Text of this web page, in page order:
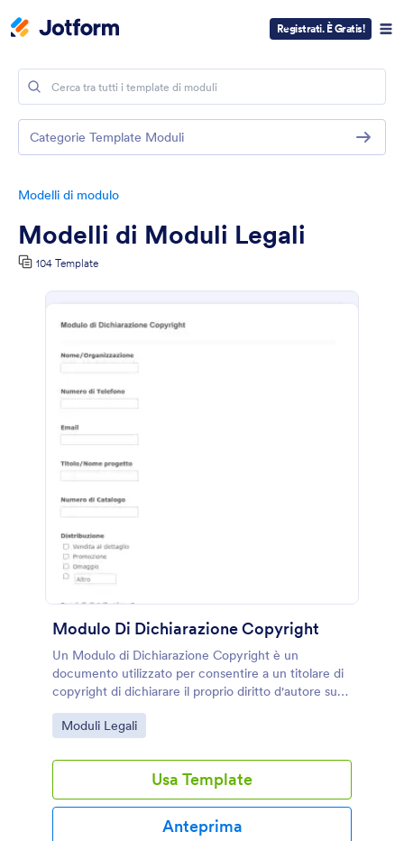
Registrati. È Gratis!
Modelli di modulo
Modelli di Moduli Legali
104 Template
Modulo Di Dichiarazione Copyright
Un Modulo di Dichiarazione Copyright è un
documento utilizzato per consentire a un titolare di
copyright di dichiarare il proprio diritto d'autore su
determinati contenuti. Se sei un'artista, uno scrittore
o un produttore, utilizza il nostro modulo per
compilandolo! È sufficiente personalizzare il nostro
modello per adattarlo alle tue esigenze con il
Costruttore di Moduli di Jotform. Puoi aggiungere il
tuo logo, le informazioni sul tuo lavoro e persino
inserire foto e video. Sei un editore, un venditore o
Go to Category:
Moduli Legali
Usa Template
Anteprima
Categorie Template Moduli